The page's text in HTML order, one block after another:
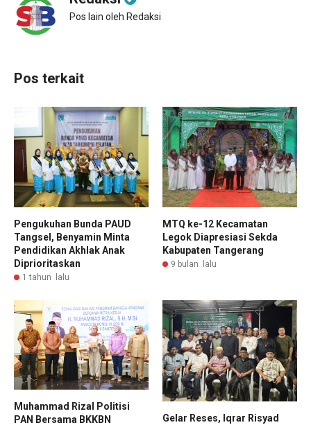
Pos lain oleh Redaksi
Pos terkait
Pengukuhan Bunda PAUD
Tangsel, Benyamin Minta
Pendidikan Akhlak Anak
Diprioritaskan
1 tahun lalu
MTQ ke-12 Kecamatan
Legok Diapresiasi Sekda
Kabupaten Tangerang
9 bulan lalu
Muhammad Rizal Politisi
PAN Bersama BKKBN
Gelar Reses, Iqrar Risyad